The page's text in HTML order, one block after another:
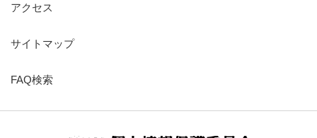
アクセス
サイトマップ
FAQ検索